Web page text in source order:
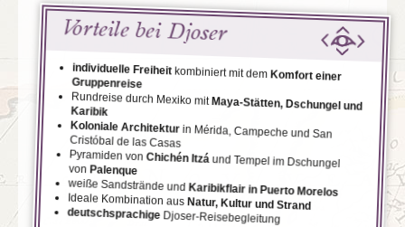
Vorteile bei Djoser
individuelle Freiheitkombiniert mit demKomfort einer
Gruppenreise
Rundreise durch Mexiko mitMaya-Stätten, Dschungel und
Karibik
Koloniale Architekturin Mérida, Campeche und San
Cristóbal de las Casas
Pyramiden vonChichén Itzáund Tempel im Dschungel
vonPalenque
weiße Sandstrände undKaribikflair in Puerto Morelos
Ideale Kombination ausNatur, Kultur und Strand
deutschsprachige Djoser-Reisebegleitung